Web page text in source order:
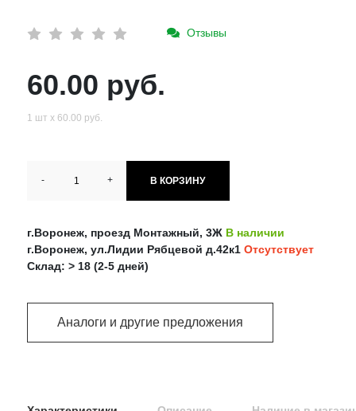
Отзывы
60.00 руб.
1 шт х 60.00 руб.
- + В КОРЗИНУ
г.Воронеж, проезд Монтажный, 3Ж В наличии
г.Воронеж, ул.Лидии Рябцевой д.42к1 Отсутствует
Склад: > 18 (2-5 дней)
Аналоги и другие предложения